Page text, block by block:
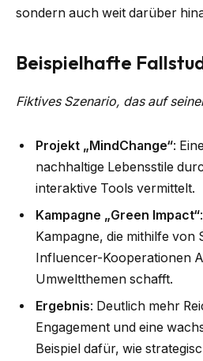
sondern auch weit darüber
Beispielhafte
Fiktives Szenario, das auf
Projekt „MindChange“:
nachhaltige Lebensstile
interaktive Tools vermittelt.
Kampagne „Green Impact“
Kampagne, die mithilfe von
Influencer-Kooperationen
Umweltthemen schafft.
Ergebnis: Deutlich mehr
Engagement und eine
Beispiel dafür, wie